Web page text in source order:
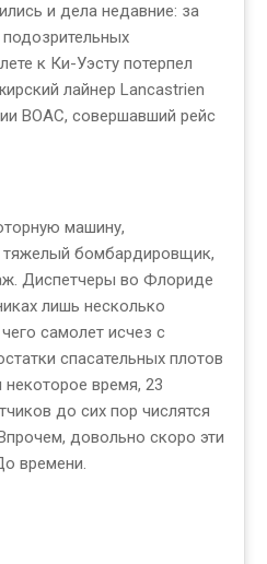
и дела недавние: за
к Ки-Уэсту потерпел
лайнер Lancastrien
BOAC, совершавший рейс
машину,
тяжелый бомбардировщик,
Диспетчеры во Флориде
лишь несколько
самолет исчез с
спасательных плотов
некоторое время, 23
до сих пор числятся
довольно скоро эти
времени.